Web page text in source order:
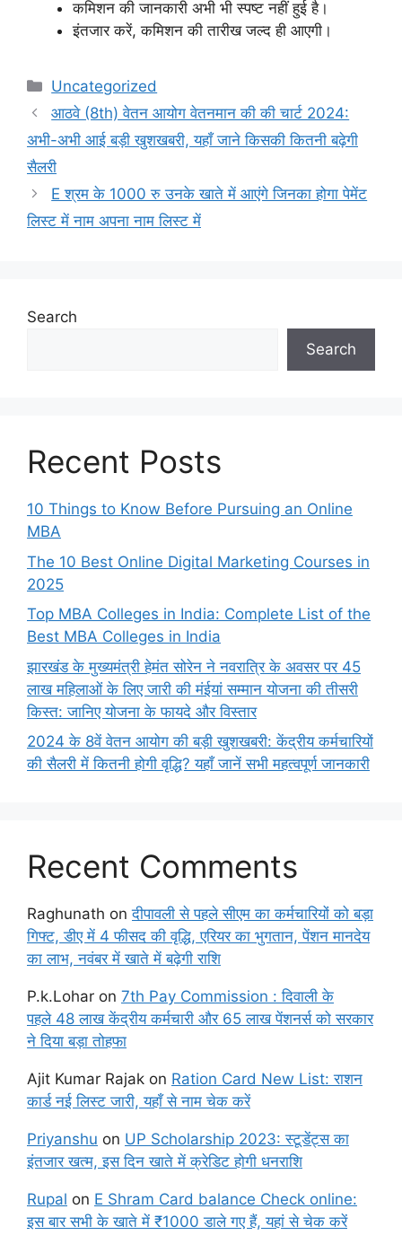
कमिशन की जानकारी अभी भी स्पष्ट नहीं हुई है।
इंतजार करें, कमिशन की तारीख जल्द ही आएगी।
Categories
Uncategorized
आठवे (8th) वेतन आयोग वेतनमान की की चार्ट 2024:
अभी-अभी आई बड़ी खुशखबरी, यहाँ जाने किसकी कितनी बढ़ेगी
सैलरी
E श्रम के 1000 रु उनके खाते में आएंगे जिनका होगा पेमेंट
लिस्ट में नाम अपना नाम लिस्ट में
Search
Search
Recent Posts
10 Things to Know Before Pursuing an Online
MBA
The 10 Best Online Digital Marketing Courses in
2025
Top MBA Colleges in India: Complete List of the
Best MBA Colleges in India
झारखंड के मुख्यमंत्री हेमंत सोरेन ने नवरात्रि के अवसर पर 45
लाख महिलाओं के लिए जारी की मंईयां सम्मान योजना की तीसरी
किस्त: जानिए योजना के फायदे और विस्तार
2024 के 8वें वेतन आयोग की बड़ी खुशखबरी: केंद्रीय कर्मचारियों
की सैलरी में कितनी होगी वृद्धि? यहाँ जानें सभी महत्वपूर्ण जानकारी
Recent Comments
Raghunath onदीपावली से पहले सीएम का कर्मचारियों को बड़ा
गिफ्ट, डीए में 4 फीसद की वृद्धि, एरियर का भुगतान, पेंशन मानदेय
का लाभ, नवंबर में खाते में बढ़ेगी राशि
P.k.Lohar on 7th Pay Commission : दिवाली के
पहले 48 लाख केंद्रीय कर्मचारी और 65 लाख पेंशनर्स को सरकार
ने दिया बड़ा तोहफा
Ajit Kumar Rajak on Ration Card New List: राशन
कार्ड नई लिस्ट जारी, यहाँ से नाम चेक करें
Priyanshu on UP Scholarship 2023: स्टूडेंट्स का
इंतजार खत्म, इस दिन खाते में क्रेडिट होगी धनराशि
Rupal on E Shram Card balance Check online:
इस बार सभी के खाते में ₹1000 डाले गए हैं, यहां से चेक करें